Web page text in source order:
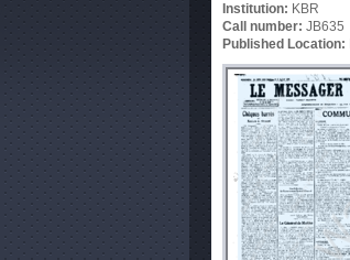
Institution: KBR
Call number: JB635
Published Location: